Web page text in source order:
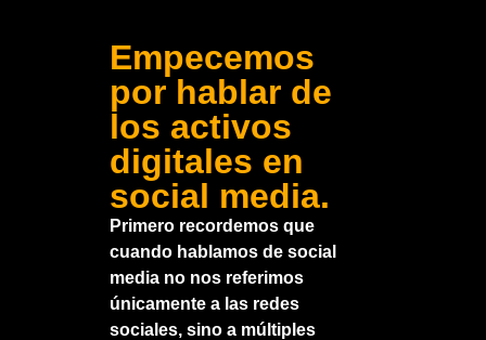
Empecemos
por hablar de
los activos
digitales en
social media.
Primero recordemos que
cuando hablamos de social
media no nos referimos
únicamente a las redes
sociales, sino a múltiples